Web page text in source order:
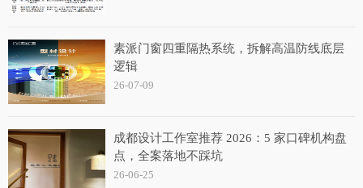
素派门窗四重隔热系统，拆解高温防线底层
逻辑
26-07-09
成都设计工作室推荐 2026：5 家口碑机构盘
点，全案落地不踩坑
26-06-25